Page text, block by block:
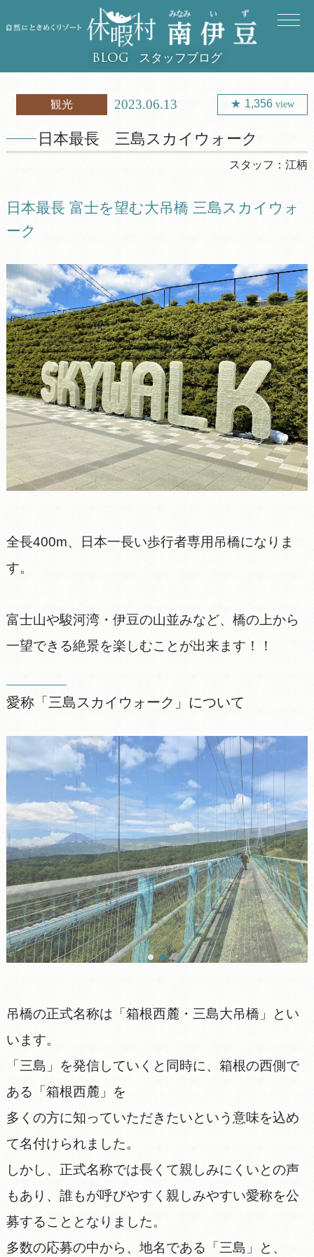
BLOG スタッフブログ
観光 2023.06.13 1,356view
日本最長 三島スカイウォーク
スタッフ：江柄
日本最長 富士を望む大吊橋 三島スカイウォ
ーク
全長400m、日本一長い歩行者専用吊橋になりま
す。
富士山や駿河湾・伊豆の山並みなど、橋の上から
一望できる絶景を楽しむことが出来ます！！
愛称「三島スカイウォーク」について
吊橋の正式名称は「箱根西麓・三島大吊橋」とい
います。
「三島」を発信していくと同時に、箱根の西側で
ある「箱根西麓」を
多くの方に知っていただきたいという意味を込め
て名付けられました。
しかし、正式名称では長くて親しみにくいとの声
もあり、誰もが呼びやすく親しみやすい愛称を公
募することとなりました。
多数の応募の中から、地名である「三島」と、